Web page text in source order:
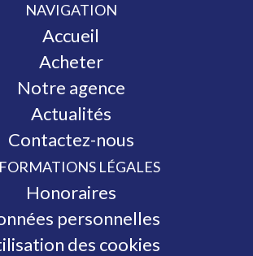
NAVIGATION
Accueil
Acheter
Notre agence
Actualités
Contactez-nous
LÉGALES
Honoraires
personnelles
des cookies